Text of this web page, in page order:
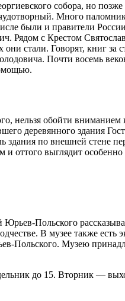
собора, но
Много
были и правители
Рядом с Крестом
они стали. Говорят, книг
Почти восемь
нельзя обойти
деревянного здания
по внешней стене
и оттого выглядит
Польского
В музее также есть
Польского. Музею
до 15. Вторник —